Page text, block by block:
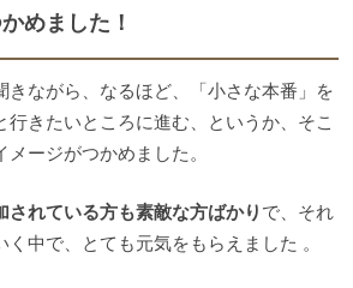
めました！
きながら、なるほど、「小さな本番」を
行きたいところに進む、というか、そこ
ージがつかめました。
されている方も素敵な方ばかり で、それ
中で、とても元気をもらえました 。